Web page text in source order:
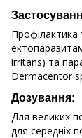
Профілактика
irritans) та
Dermacentor
Дозування:
Для великих
для середніх